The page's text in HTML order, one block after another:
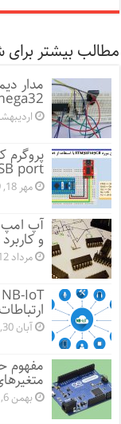
مطالب بیشتر برای
اردیبهشت
port
مهر 18, 1399
آپ امپ
و
مرداد 12, 1397
آبان 30, 1400
مفهوم
بهمن 6, 1396